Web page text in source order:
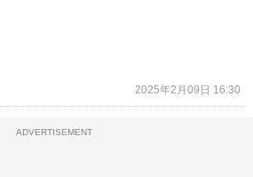
2025年2月09日 16:30
ADVERTISEMENT